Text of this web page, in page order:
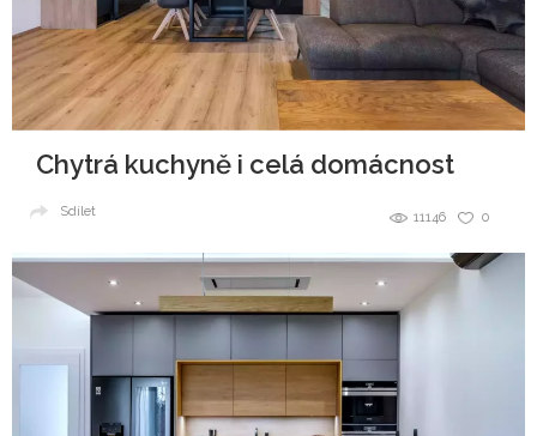
Chytrá kuchyně i celá domácnost
0
11146
Sdílet